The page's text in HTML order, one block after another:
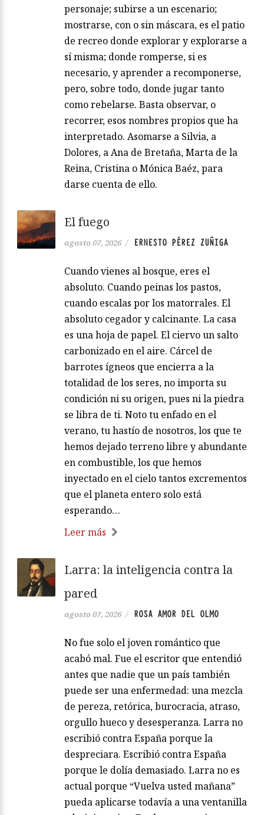
personaje; subirse a un escenario;
mostrarse, con o sin máscara, es el patio
de recreo donde explorar y explorarse a
sí misma; donde romperse, si es
necesario, y aprender a recomponerse,
pero, sobre todo, donde jugar tanto
como rebelarse. Basta observar, o
recorrer, esos nombres propios que ha
interpretado. Asomarse a Silvia, a
Dolores, a Ana de Bretaña, Marta de la
Reina, Cristina o Mónica Baéz, para
darse cuenta de ello.
El fuego
agosto 07, 2026 / ERNESTO PÉREZ ZUÑIGA
Cuando vienes al bosque, eres el
absoluto. Cuando peinas los pastos,
cuando escalas por los matorrales. El
absoluto cegador y calcinante. La casa
es una hoja de papel. El ciervo un salto
carbonizado en el aire. Cárcel de
barrotes ígneos que encierra a la
totalidad de los seres, no importa su
condición ni su origen, pues ni la piedra
se libra de ti. Noto tu enfado en el
verano, tu hastío de nosotros, los que te
hemos dejado terreno libre y abundante
en combustible, los que hemos
inyectado en el cielo tantos excrementos
que el planeta entero solo está
esperando…
Leer más
Larra: la inteligencia contra la
pared
agosto 07, 2026 / ROSA AMOR DEL OLMO
No fue solo el joven romántico que
acabó mal. Fue el escritor que entendió
antes que nadie que un país también
puede ser una enfermedad: una mezcla
de pereza, retórica, burocracia, atraso,
orgullo hueco y desesperanza. Larra no
escribió contra España porque la
despreciara. Escribió contra España
porque le dolía demasiado. Larra no es
actual porque “Vuelva usted mañana”
pueda aplicarse todavía a una ventanilla